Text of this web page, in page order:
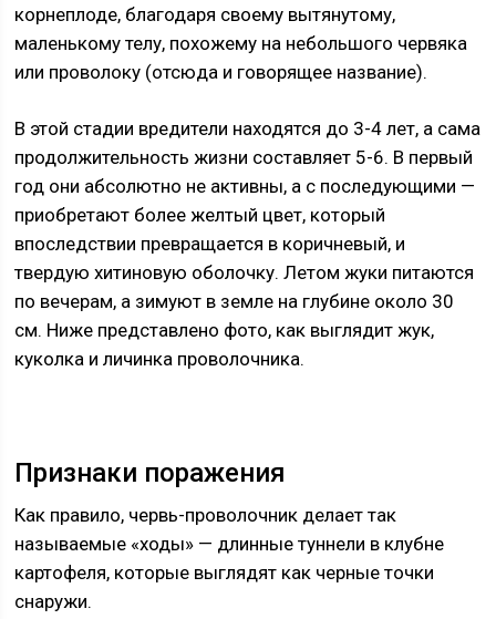
корнеплоде, благодаря своему вытянутому,
маленькому телу, похожему на небольшого червяка
или проволоку (отсюда и говорящее название).
В этой стадии вредители находятся до 3-4 лет, а сама
продолжительность жизни составляет 5-6. В первый
год они абсолютно не активны, а с последующими —
приобретают более желтый цвет, который
впоследствии превращается в коричневый, и
твердую хитиновую оболочку. Летом жуки питаются
по вечерам, а зимуют в земле на глубине около 30
см. Ниже представлено фото, как выглядит жук,
куколка и личинка проволочника.
Признаки поражения
Как правило, червь-проволочник делает так
называемые «ходы» — длинные туннели в клубне
картофеля, которые выглядят как черные точки
снаружи.